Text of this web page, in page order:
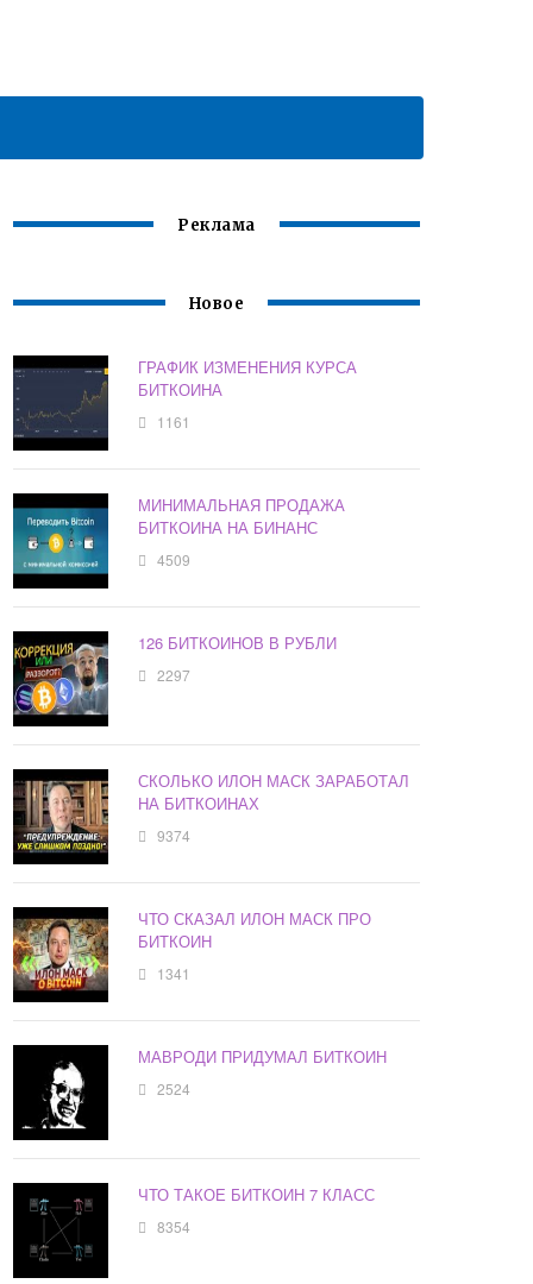
Реклама
Новое
ГРАФИК ИЗМЕНЕНИЯ КУРСА
БИТКОИНА
1161
МИНИМАЛЬНАЯ ПРОДАЖА
БИТКОИНА НА БИНАНС
4509
126 БИТКОИНОВ В РУБЛИ
2297
СКОЛЬКО ИЛОН МАСК ЗАРАБОТАЛ
НА БИТКОИНАХ
9374
ЧТО СКАЗАЛ ИЛОН МАСК ПРО
БИТКОИН
1341
МАВРОДИ ПРИДУМАЛ БИТКОИН
2524
ЧТО ТАКОЕ БИТКОИН 7 КЛАСС
8354